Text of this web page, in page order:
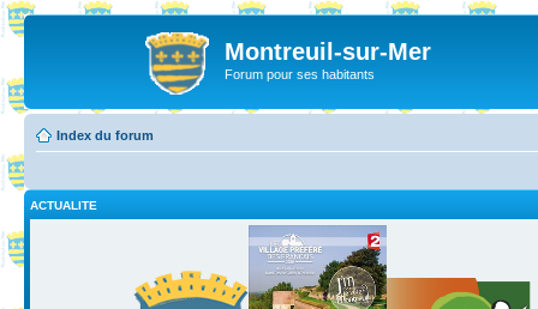
Montreuil-sur-Mer
Forum pour ses habitants
Index du forum
ACTUALITE